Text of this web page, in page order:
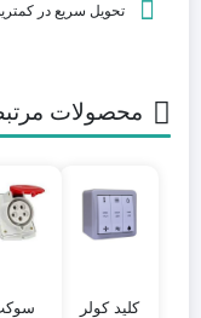
تحویل سریع در
محصولات
کلید کولر